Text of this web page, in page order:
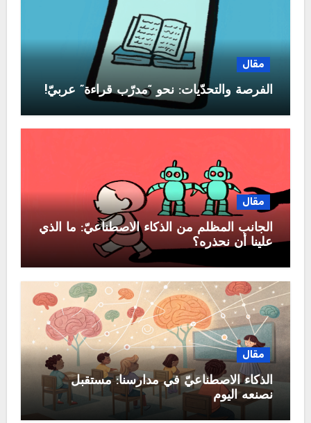
مقال
الفرصة والتحدّيات: نحو “مدرّب قراءة” عربيّ!
مقال
الجانب المظلم من الذكاء الاصطناعيّ: ما الّذي
علينا أن نحذره؟
مقال
الذكاء الاصطناعيّ في مدارسنا: مستقبل
نصنعه اليوم